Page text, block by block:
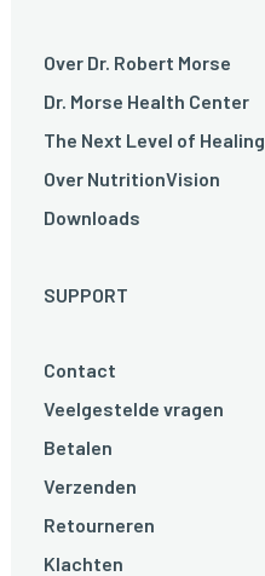
Over Dr. Robert Morse
Dr. Morse Health Center
The Next Level of Healing
Over NutritionVision
Downloads
SUPPORT
Contact
Veelgestelde vragen
Betalen
Verzenden
Retourneren
Klachten